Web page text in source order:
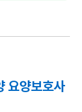
양보호사